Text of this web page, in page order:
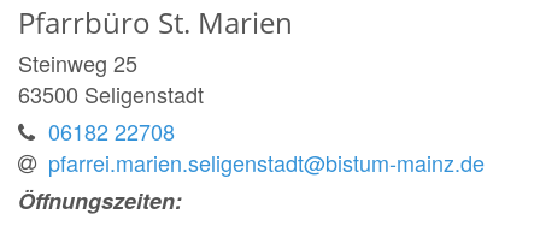
Pfarrbüro St. Marien
Steinweg 25
63500 Seligenstadt
06182 22708
pfarrei.marien.seligenstadt@bistum-mainz.de
Öffnungszeiten: